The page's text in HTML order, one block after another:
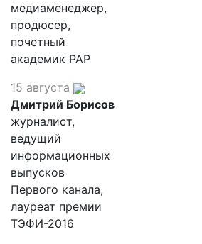
медиаменеджер,
продюсер,
почетный
академик РАР
15 августа
Дмитрий Борисов
журналист,
ведущий
информационных
выпусков
Первого канала,
лауреат премии
ТЭФИ-2016